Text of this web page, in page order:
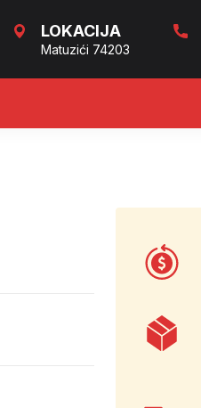
LOKACIJA
Matuzići 74203